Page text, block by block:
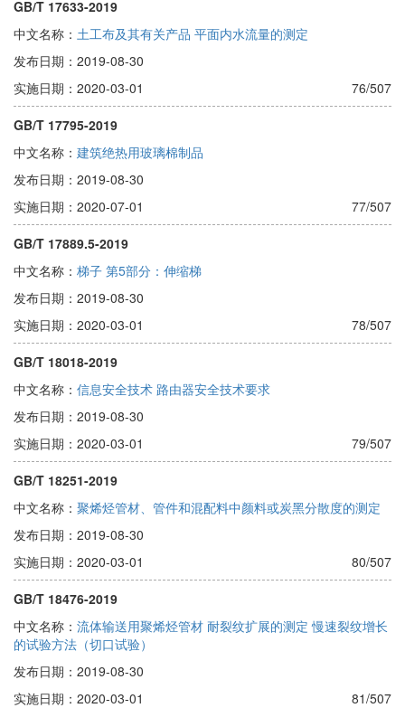
GB/T 17633-2019
中文名称： 土工布及其有关产品 平面内水流量的测定
发布日期：2019-08-30
实施日期：2020-03-01
76/507
GB/T 17795-2019
中文名称： 建筑绝热用玻璃棉制品
发布日期：2019-08-30
实施日期：2020-07-01
77/507
GB/T 17889.5-2019
中文名称： 梯子 第5部分：伸缩梯
发布日期：2019-08-30
实施日期：2020-03-01
78/507
GB/T 18018-2019
中文名称： 信息安全技术 路由器安全技术要求
发布日期：2019-08-30
实施日期：2020-03-01
79/507
GB/T 18251-2019
中文名称： 聚烯烃管材、管件和混配料中颜料或炭黑分散度的测定
发布日期：2019-08-30
实施日期：2020-03-01
80/507
GB/T 18476-2019
中文名称： 流体输送用聚烯烃管材 耐裂纹扩展的测定 慢速裂纹增长
的试验方法（切口试验）
发布日期：2019-08-30
实施日期：2020-03-01
81/507